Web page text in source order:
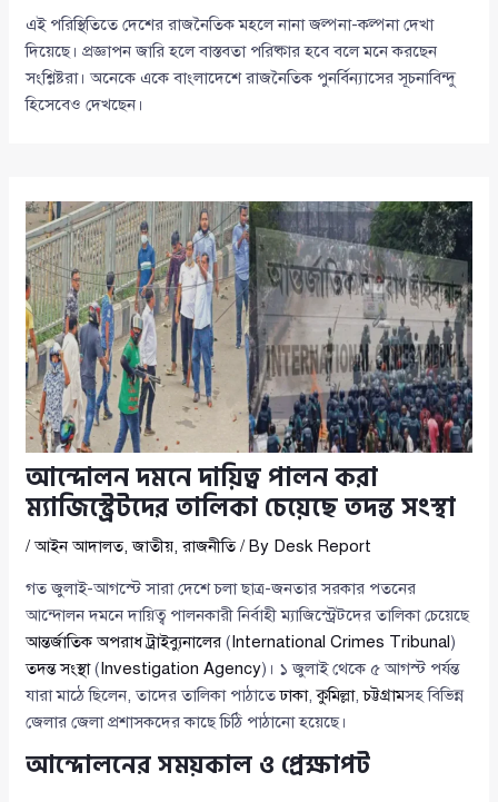
এই পরিস্থিতিতে দেশের রাজনৈতিক মহলে নানা জল্পনা-কল্পনা দেখা
দিয়েছে। প্রজ্ঞাপন জারি হলে বাস্তবতা পরিষ্কার হবে বলে মনে করছেন
সংশ্লিষ্টরা। অনেকে একে বাংলাদেশে রাজনৈতিক পুনর্বিন্যাসের সূচনাবিন্দু
হিসেবেও দেখছেন।
আন্দোলন দমনে দায়িত্ব পালন করা
ম্যাজিস্ট্রেটদের তালিকা চেয়েছে তদন্ত সংস্থা
/আইন আদালত,জাতীয়,রাজনীতি/ By Desk Report
গত জুলাই-আগস্টে সারা দেশে চলা ছাত্র-জনতার সরকার পতনের
আন্দোলন দমনে দায়িত্ব পালনকারী নির্বাহী ম্যাজিস্ট্রেটদের তালিকা চেয়েছে
আন্তর্জাতিক অপরাধ ট্রাইব্যুনালের ( International Crimes Tribunal )
তদন্ত সংস্থা( Investigation Agency)। ১ জুলাই থেকে ৫ আগস্ট পর্যন্ত
যারা মাঠে ছিলেন, তাদের তালিকা পাঠাতেঢাকা,কুমিল্লা,চট্টগ্রামসহ বিভিন্ন
জেলার জেলা প্রশাসকদের কাছে চিঠি পাঠানো হয়েছে।
আন্দোলনের সময়কাল ও প্রেক্ষাপট